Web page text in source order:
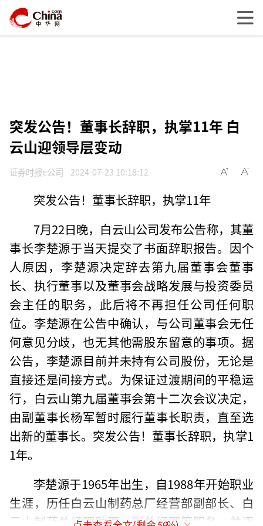
突发公告！董事长辞职，执掌11年 白
云山迎领导层变动
证券时报e公司 2024-07-23 10:18:12
突发公告！董事长辞职，执掌11年
7月22日晚，白云山公司发布公告称，其董
事长李楚源于当天提交了书面辞职报告。因个
人原因，李楚源决定辞去第九届董事会董事
长、执行董事以及董事会战略发展与投资委员
会主任的职务，此后将不再担任公司任何职
位。李楚源在公告中确认，与公司董事会无任
何意见分歧，也无其他需股东留意的事项。据
公告，李楚源目前并未持有公司股份，无论是
直接还是间接方式。为保证过渡期间的平稳运
行，白云山第九届董事会第十二次会议决定，
由副董事长杨军暂时履行董事长职责，直至选
出新的董事长。突发公告！董事长辞职，执掌1
1年。
李楚源于1965年出生，自1988年开始职业
生涯，历任白云山制药总厂经营部副部长、白
云山制药总经理助理、副总经理等职务，并逐